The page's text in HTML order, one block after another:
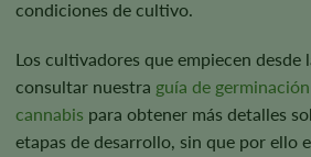
condiciones de cultivo.
Los cultivadores que empiecen desde
consultar nuestra guía de
cannabis para obtener más detalles
etapas de desarrollo, sin que por ello